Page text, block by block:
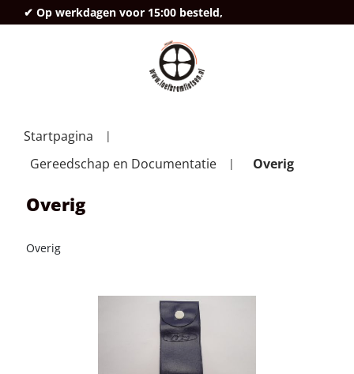
✔ Op werkdagen voor 15:00 besteld,
Startpagina
Gereedschap en Documentatie
Overig
Overig
Overig